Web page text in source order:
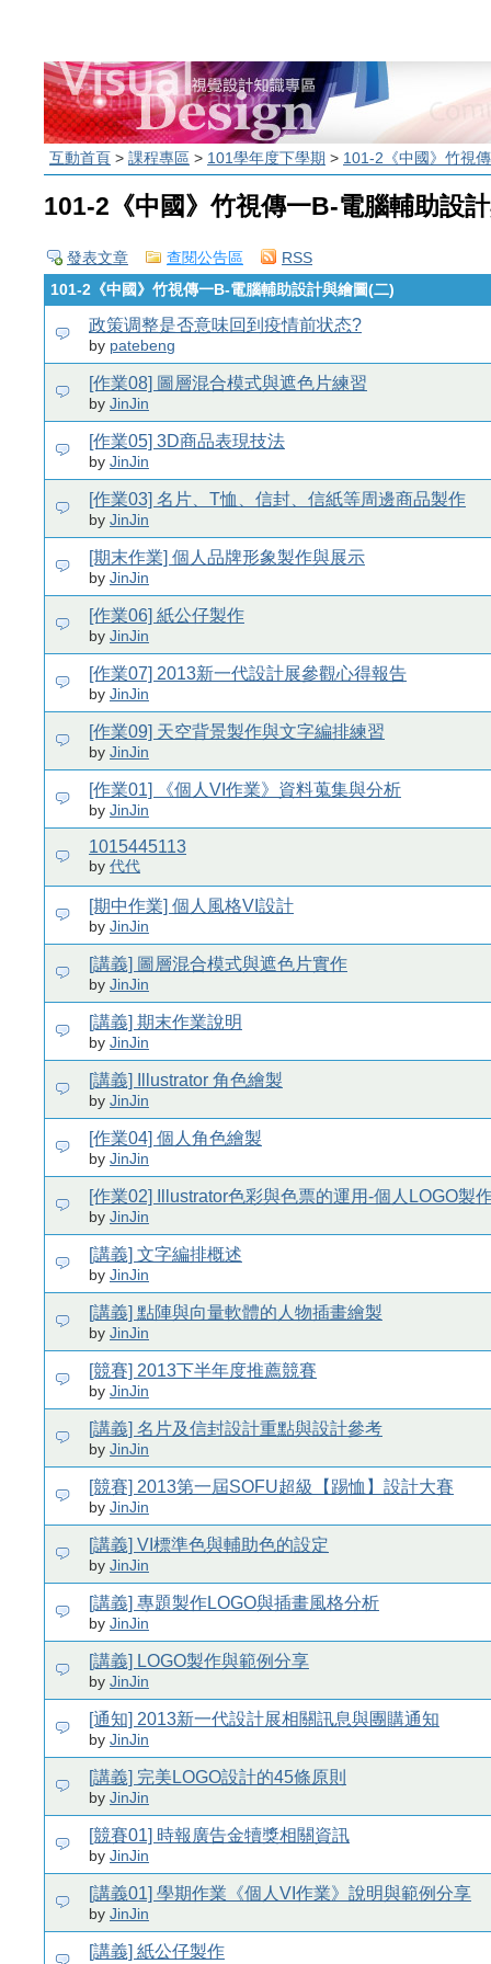
互動首頁 > 課程專區 > 101學年度下學期 > 101-2《中國》竹視
101-2《中國》竹視傳一B-電腦輔助設
發表文章 查閱公告區
RSS
101-2《中國》竹視傳一B-電腦輔助設計與繪圖(二)
政策调整是否意味回到疫情前状态?
by patebeng
[作業08] 圖層混合模式與遮色片練習
by JinJin
[作業05] 3D商品表現技法
by JinJin
[作業03] 名片、T恤、信封、信紙等周邊商品製作
by JinJin
[期末作業] 個人品牌形象製作與展示
by JinJin
[作業06] 紙公仔製作
by JinJin
[作業07] 2013新一代設計展參觀心得報告
by JinJin
[作業09] 天空背景製作與文字編排練習
by JinJin
[作業01] 《個人VI作業》資料蒐集與分析
by JinJin
1015445113
by 代代
[期中作業] 個人風格VI設計
by JinJin
[講義] 圖層混合模式與遮色片實作
by JinJin
[講義] 期末作業說明
by JinJin
[講義] Illustrator 角色繪製
by JinJin
[作業04] 個人角色繪製
by JinJin
[作業02] Illustrator色彩與色票的運用-個人LOGO製
by JinJin
[講義] 文字編排概述
by JinJin
[講義] 點陣與向量軟體的人物插畫繪製
by JinJin
[競賽] 2013下半年度推薦競賽
by JinJin
[講義] 名片及信封設計重點與設計參考
by JinJin
[競賽] 2013第一屆SOFU超級【踢恤】設計大賽
by JinJin
[講義] VI標準色與輔助色的設定
by JinJin
[講義] 專題製作LOGO與插畫風格分析
by JinJin
[講義] LOGO製作與範例分享
by JinJin
[通知] 2013新一代設計展相關訊息與團購通知
by JinJin
[講義] 完美LOGO設計的45條原則
by JinJin
[競賽01] 時報廣告金犢獎相關資訊
by JinJin
[講義01] 學期作業《個人VI作業》說明與範例分享
by JinJin
[講義] 紙公仔製作